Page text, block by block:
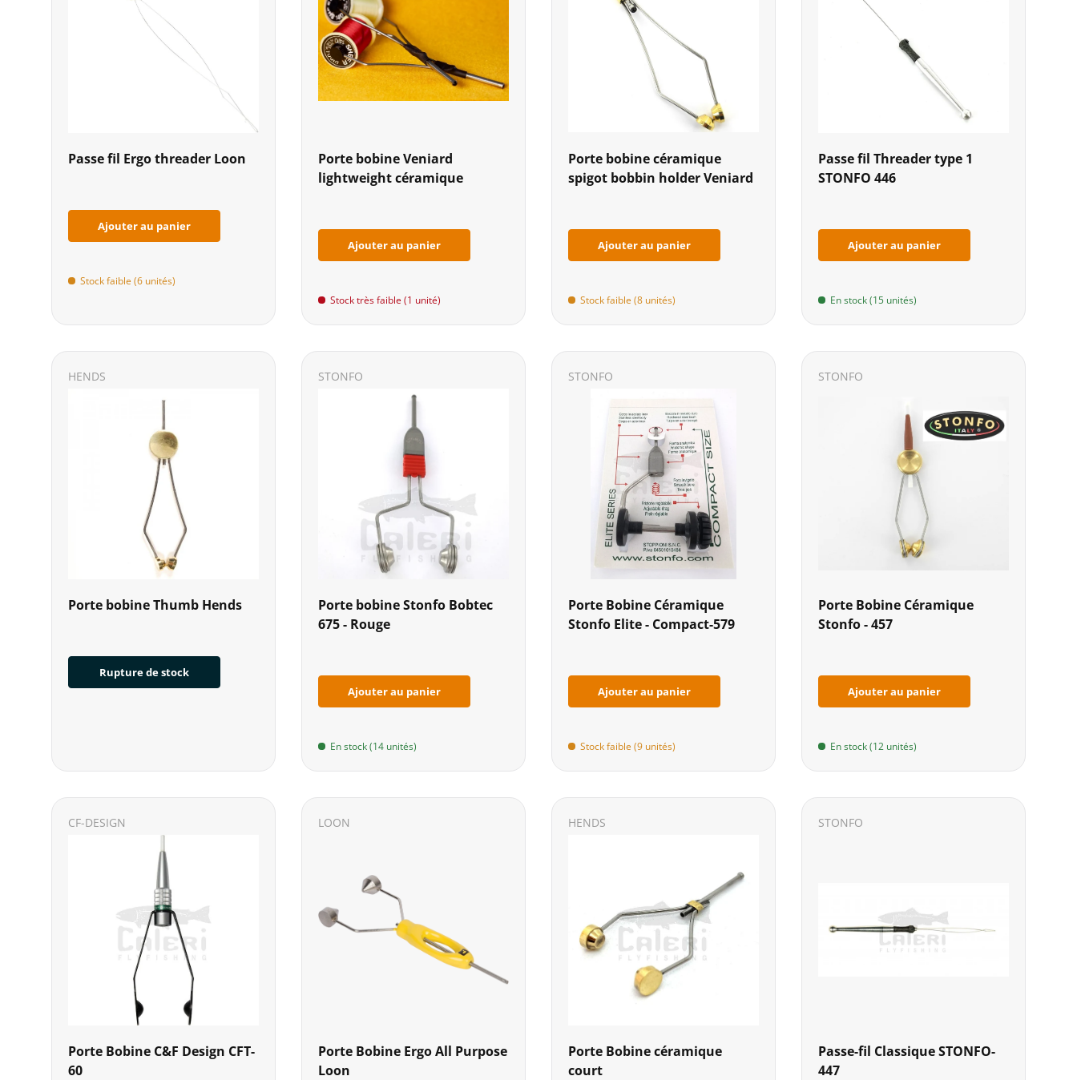
Passe fil Ergo threader Loon
Ajouter au panier
Stock faible (6 unités)
Porte bobine Veniard
lightweight céramique
Ajouter au panier
Stock très faible (1 unité)
Porte bobine céramique
spigot bobbin holder Veniard
Ajouter au panier
Stock faible (8 unités)
Passe fil Threader type 1
STONFO 446
Ajouter au panier
En stock (15 unités)
HENDS
Porte bobine Thumb Hends
Rupture de stock
STONFO
Porte bobine Stonfo Bobtec
675 - Rouge
Ajouter au panier
En stock (14 unités)
STONFO
Porte Bobine Céramique
Stonfo Elite - Compact-579
Ajouter au panier
Stock faible (9 unités)
STONFO
Porte Bobine Céramique
Stonfo - 457
Ajouter au panier
En stock (12 unités)
CF-DESIGN
Porte Bobine C&F Design CFT-
60
LOON
Porte Bobine Ergo All Purpose
Loon
HENDS
Porte Bobine céramique
court
STONFO
Passe-fil Classique STONFO-
447